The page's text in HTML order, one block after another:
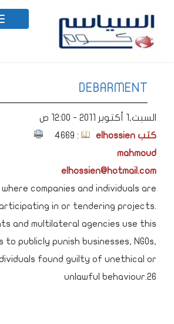
DEBARMENT
السبت,1 أكتوبر 2011 - 12:00 ص
: 4669
كتب elhossien
mahmoud
elhossien@hotmail.com
companies and individuals are
in or tendering projects.
and multilateral agencies use this
to publicly punish businesses, NGOs,
found guilty of unethical or
unlawful behaviour.26